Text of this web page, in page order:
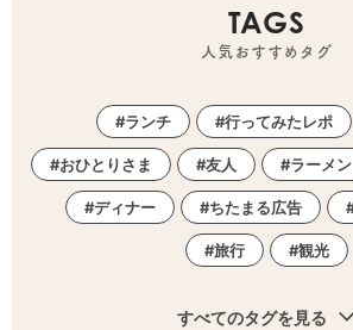
TAGS
人気おすすめタグ
ランチ 行ってみたレポ
おひとりさま 友人 ラーメン
ディナー ちたまる広告
旅行 観光
すべてのタグを見る